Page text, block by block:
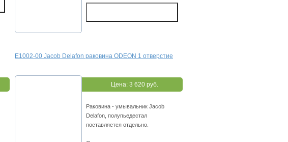
E1002-00 Jacob Delafon раковина ODEON 1 отверстие
Цена: 3 620 руб.
Раковина - умывальник Jacob
Delafon, полупьедестал
поставляется отдельно.